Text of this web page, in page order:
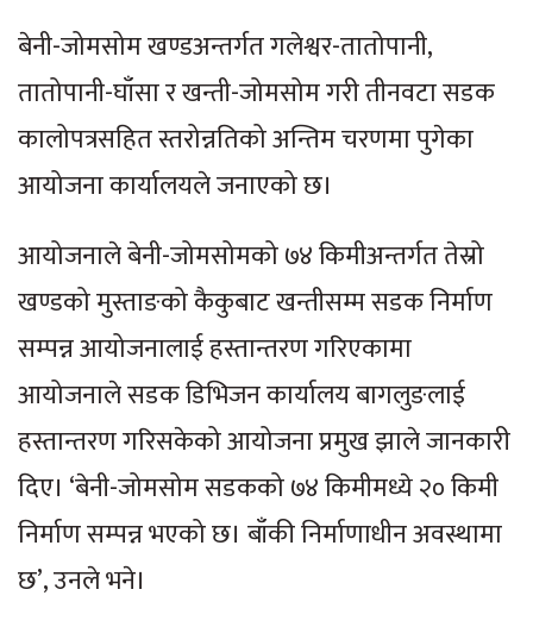
बेनी-जोमसोम खण्डअन्तर्गत गलेश्वर-तातोपानी,
तातोपानी-घाँसा र खन्ती-जोमसोम गरी तीनवटा सडक
कालोपत्रसहित स्तरोन्नतिको अन्तिम चरणमा पुगेका
आयोजना कार्यालयले जनाएको छ।
आयोजनाले बेनी-जोमसोमको ७४ किमीअन्तर्गत तेस्रो
खण्डको मुस्ताङको कैकुबाट खन्तीसम्म सडक निर्माण
सम्पन्न आयोजनालाई हस्तान्तरण गरिएकामा
आयोजनाले सडक डिभिजन कार्यालय बागलुङलाई
हस्तान्तरण गरिसकेको आयोजना प्रमुख झाले जानकारी
दिए। ‘बेनी-जोमसोम सडकको ७४ किमीमध्ये २० किमी
निर्माण सम्पन्न भएको छ। बाँकी निर्माणाधीन अवस्थामा
छ’, उनले भने।